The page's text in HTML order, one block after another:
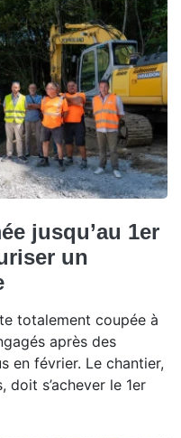
jusqu’au 1er
un
totalement coupée à
après des
en février. Le chantier,
doit s’achever le 1er